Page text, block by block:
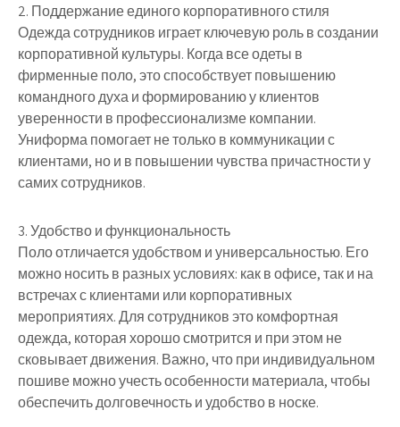
2. Поддержание единого корпоративного стиля
Одежда сотрудников играет ключевую роль в создании
корпоративной культуры. Когда все одеты в
фирменные поло, это способствует повышению
командного духа и формированию у клиентов
уверенности в профессионализме компании.
Униформа помогает не только в коммуникации с
клиентами, но и в повышении чувства причастности у
самих сотрудников.
3. Удобство и функциональность
Поло отличается удобством и универсальностью. Его
можно носить в разных условиях: как в офисе, так и на
встречах с клиентами или корпоративных
мероприятиях. Для сотрудников это комфортная
одежда, которая хорошо смотрится и при этом не
сковывает движения. Важно, что при индивидуальном
пошиве можно учесть особенности материала, чтобы
обеспечить долговечность и удобство в носке.